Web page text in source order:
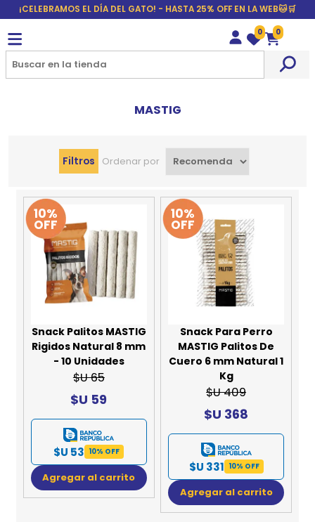
¡CELEBRAMOS EL DÍA DEL GATO! - HASTA 25% OFF EN LA WEB🐱🛒
Wishlist
0
Carrito
0
MASTIG
Filtros Ordenar por
10%
OFF
Snack Palitos MASTIG
Rigidos Natural 8 mm
- 10 Unidades
$U 65
$U 59
$U 53 10% OFF
Agregar al carrito
10%
OFF
Snack Para Perro
MASTIG Palitos De
Cuero 6 mm Natural 1
Kg
$U 409
$U 368
$U 331 10% OFF
Agregar al carrito